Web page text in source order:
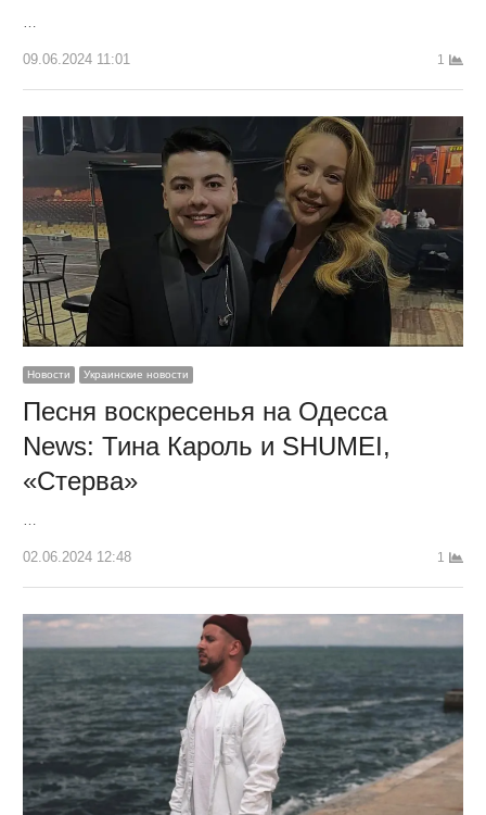
…
09.06.2024 11:01 1
Новости Украинские новости
Песня воскресенья на Одесса
News: Тина Кароль и SHUMEI,
«Стерва»
…
02.06.2024 12:48 1